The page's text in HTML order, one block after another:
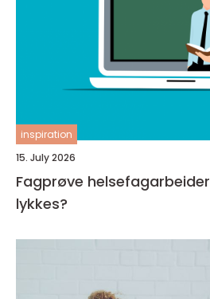
inspiration
15. July 2026
Fagprøve helsefagarbeider hva kreves for å
lykkes?